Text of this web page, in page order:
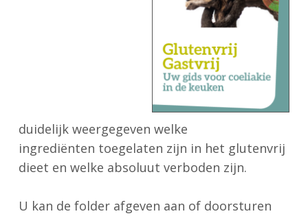
duidelijk weergegeven welke
ingrediënten toegelaten zijn in het glutenvrij
dieet en welke absoluut verboden zijn.
U kan de folder afgeven aan of doorsturen